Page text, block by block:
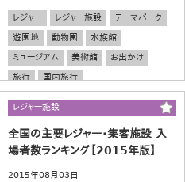
レジャー レジャー施設
テーマパーク
遊園地
動物園
水族館
ミュージアム
美術館
お出かけ
旅行
国内旅行
レジャー施設
全国の主要レジャー・集客施設 入
場者数ランキング【2015年版】
2015年08月03日